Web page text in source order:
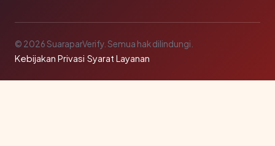
© 2026 SuaraparVerify. Semua hak dilindungi.
Kebijakan Privasi·Syarat Layanan